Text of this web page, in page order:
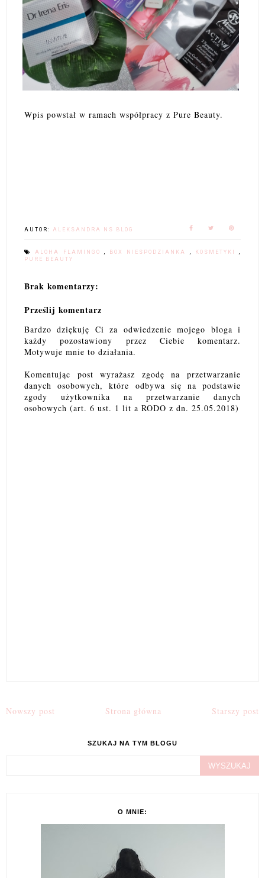
Wpis powstał w ramach współpracy z Pure Beauty.
AUTOR: ALEKSANDRA NS BLOG
ALOHA FLAMINGO BOX NIESPODZIANKA KOSMETYKI
PURE BEAUTY
Brak komentarzy:
Prześlij komentarz
Bardzo dziękuję Ci za odwiedzenie mojego bloga i
każdy pozostawiony przez Ciebie komentarz.
Motywuje mnie to działania.
Komentując post wyrażasz zgodę na przetwarzanie
danych osobowych, które odbywa się na podstawie
zgody użytkownika na przetwarzanie danych
osobowych (art. 6 ust. 1 lit a RODO z dn. 25.05.2018)
Nowszy post Starszy post
Strona główna
SZUKAJ NA TYM BLOGU
O MNIE: